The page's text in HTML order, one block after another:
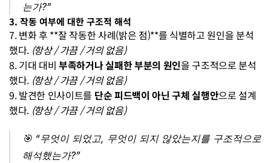
는가?”
3. 작동 여부에 대한 구조적 해석
7. 변화 후 **잘 작동한 사례(밝은 점)**를 식별하고 원인을 분석
했다. (항상 / 가끔 / 거의 없음)
8. 기대 대비 부족하거나 실패한 부분의 원인을 구조적으로 분석
했다. (항상 / 가끔 / 거의 없음)
9. 발견한 인사이트를 단순 피드백이 아닌 구체 실행안으로 설계
했다. (항상 / 가끔 / 거의 없음)
🎯 “무엇이 되었고, 무엇이 되지 않았는지를 구조적으로
해석했는가?”